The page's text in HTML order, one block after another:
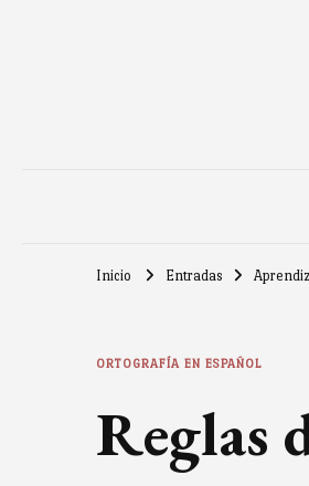
Inicio Entradas
ORTOGRAFÍA EN ESPAÑOL
Reglas